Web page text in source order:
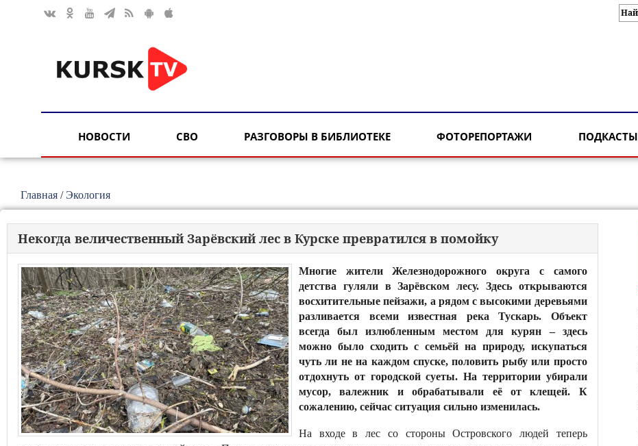
НОВОСТИ СВО РАЗГОВОРЫ В БИБЛИОТЕКЕ ФОТОРЕПОРТАЖИ ПОДКАСТЫ
Главная / Экология
Некогда величественный Зарёвский лес в Курске превратился в помойку
Многие жители Железнодорожного округа с самого
детства гуляли в Зарёвском лесу. Здесь открываются
восхитительные пейзажи, а рядом с высокими деревьями
разливается всеми известная река Тускарь. Объект
всегда был излюбленным местом для курян – здесь
можно было сходить с семьёй на природу, искупаться
чуть ли не на каждом спуске, половить рыбу или просто
отдохнуть от городской суеты. На территории убирали
мусор, валежник и обрабатывали её от клещей. К
сожалению, сейчас ситуация сильно изменилась.
На входе в лес со стороны Островского людей теперь